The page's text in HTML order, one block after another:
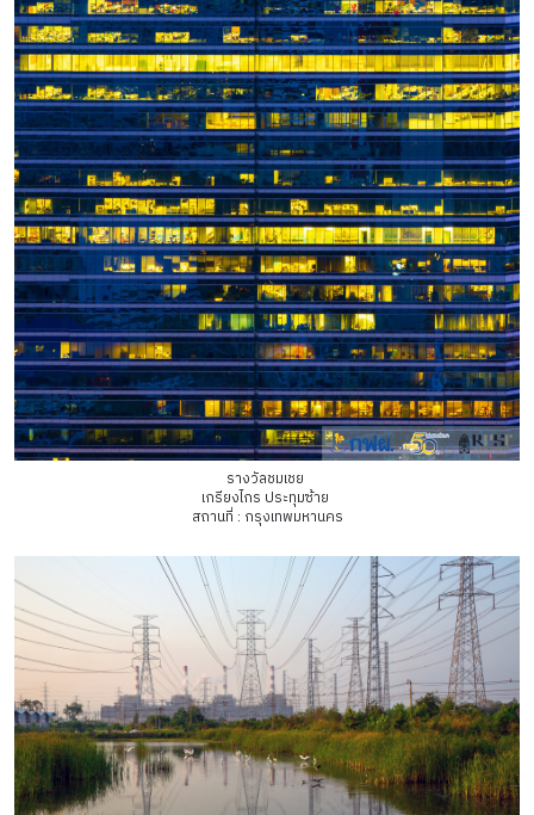
รางวัลชมเชย
เกรียงไกร ประทุมซ้าย
สถานที่ : กรุงเทพมหานคร